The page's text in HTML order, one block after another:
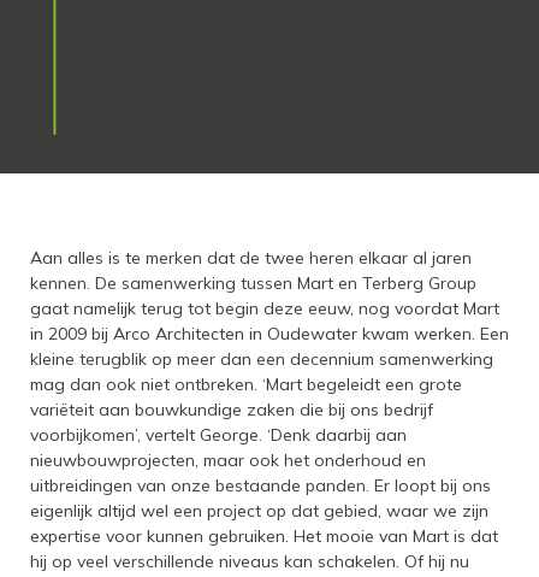
Aan alles is te merken dat de twee heren elkaar al jaren
kennen. De samenwerking tussen Mart en Terberg Group
gaat namelijk terug tot begin deze eeuw, nog voordat Mart
in 2009 bij Arco Architecten in Oudewater kwam werken. Een
kleine terugblik op meer dan een decennium samenwerking
mag dan ook niet ontbreken. ‘Mart begeleidt een grote
variëteit aan bouwkundige zaken die bij ons bedrijf
voorbijkomen’, vertelt George. ‘Denk daarbij aan
nieuwbouwprojecten, maar ook het onderhoud en
uitbreidingen van onze bestaande panden. Er loopt bij ons
eigenlijk altijd wel een project op dat gebied, waar we zijn
expertise voor kunnen gebruiken. Het mooie van Mart is dat
hij op veel verschillende niveaus kan schakelen. Of hij nu